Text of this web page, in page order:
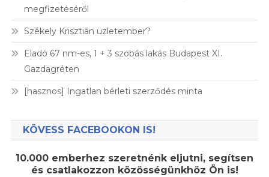
megfizetéséről
Székely Krisztián üzletember?
Eladó 67 nm-es, 1 + 3 szobás lakás Budapest XI.
Gazdagréten
[hasznos] Ingatlan bérleti szerződés minta
KÖVESS FACEBOOKON IS!
10.000 emberhez szeretnénk eljutni, segítsen
és csatlakozzon közösségünkhöz Ön is!